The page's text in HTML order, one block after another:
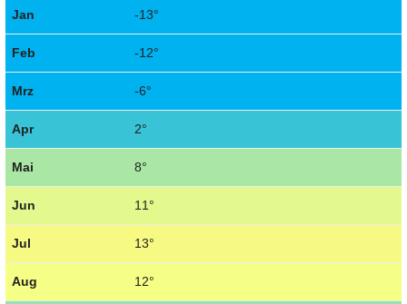
Jan -13°
Feb -12°
Mrz -6°
Apr 2°
Mai 8°
Jun 11°
Jul 13°
Aug 12°